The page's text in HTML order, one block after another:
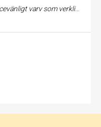
för service/reparationer och för upptagning/iläggning och vinterförvaring.